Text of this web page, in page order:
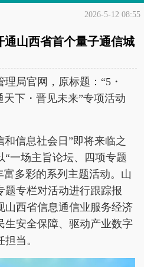
2026-5-12 08:55
通山西省首个量子通信城
局官网，原标题：“5・
天下・晋见未来”专项活动
和信息社会日”即将来临之
“一场主旨论坛、四项专题
富多彩的系列主题活动。山
题专栏对活动进行跟踪报
山西省信息通信业服务经济
生安全保障、驱动产业数字
当。